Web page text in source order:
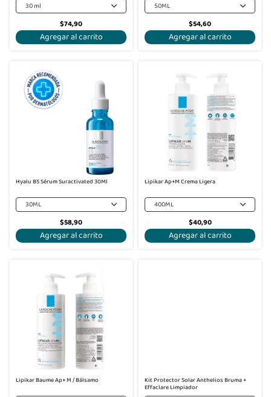
30 ml
$74,90
Agregar al carrito
50ML
$54,60
Agregar al carrito
Hyalu B5 Sérum Suractivated 30Ml
30ML
$58,90
Agregar al carrito
Lipikar Ap+M Crema Ligera
400ML
$40,90
Agregar al carrito
Lipikar Baume Ap+ M / Bálsamo Kit Protector Solar Anthelios Bruma +
Effaclare Limpiador